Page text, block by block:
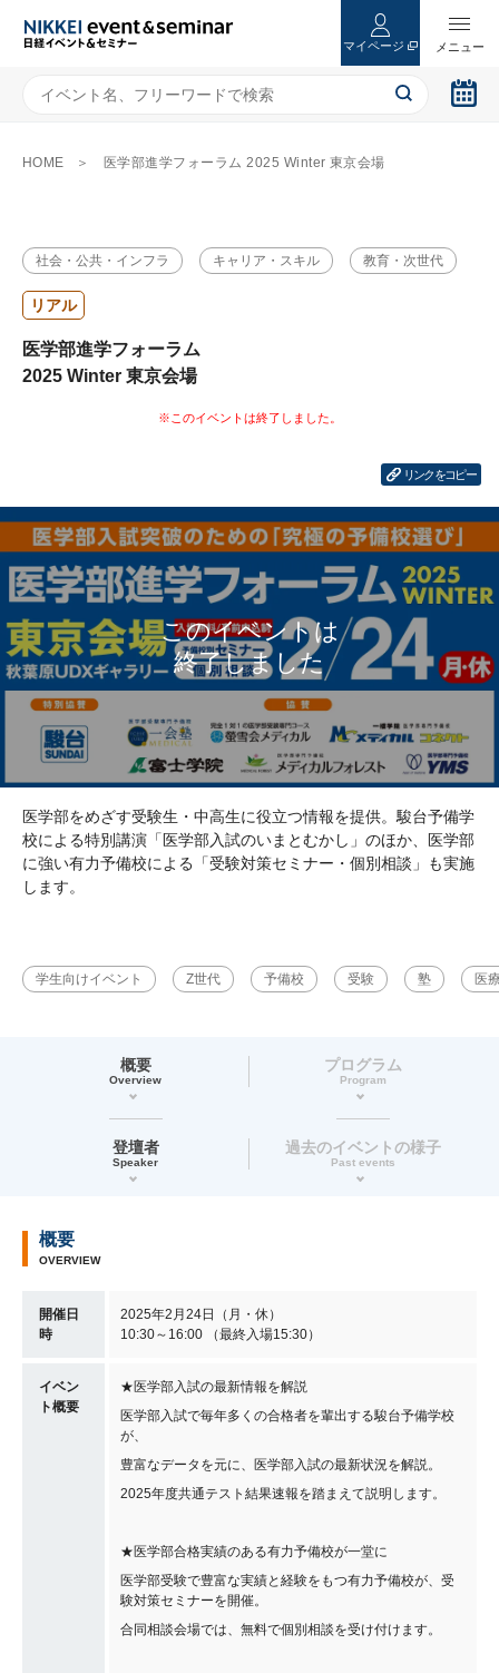
マイページ
HOME 医学部進学フォーラム 2025 Winter 東京会場
社会・公共・インフラ キャリア・スキル 教育・次世代
リアル
医学部進学フォーラム
2025 Winter 東京会場
リンクをコピー
医学部をめざす受験生・中高生に役立つ情報を提供。駿台予備学
校による特別講演「医学部入試のいまとむかし」のほか、医学部
に強い有力予備校による「受験対策セミナー・個別相談」も実施
します。
学生向けイベント Z世代 予備校 受験 塾 医
概要
Overview
プログラム
Program
登壇者
Speaker
過去のイベントの様子
Past events
概要
OVERVIEW
開催日
時
2025年2月24日（月・休）
10:30～16:00 （最終入場15:30）
イベン
ト概要
★医学部入試の最新情報を解説
医学部入試で毎年多くの合格者を輩出する駿台予備学校
が、
豊富なデータを元に、医学部入試の最新状況を解説。
2025年度共通テスト結果速報を踏まえて説明します。
★医学部合格実績のある有力予備校が一堂に
医学部受験で豊富な実績と経験をもつ有力予備校が、受
験対策セミナーを開催。
合同相談会場では、無料で個別相談を受け付けます。